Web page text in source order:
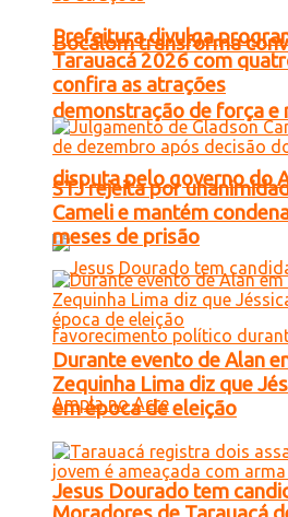
Bocalom transforma
demonstração de força e
disputa pelo governo do
Jesus Dourado tem
Prefeitura divulga
Tarauacá 2026 com
confira as atrações
STJ rejeita por
Cameli e mantém
meses de prisão
Durante evento de Alan
Zequinha Lima diz que
em época de eleição